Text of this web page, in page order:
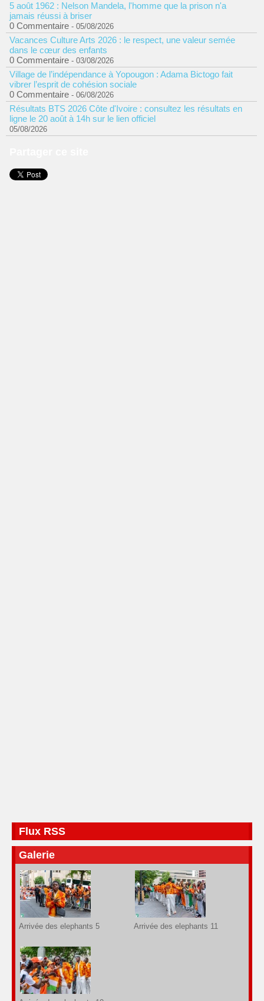
5 août 1962 : Nelson Mandela, l'homme que la prison n'a
jamais réussi à briser
0 Commentaire - 05/08/2026
Vacances Culture Arts 2026 : le respect, une valeur semée
dans le cœur des enfants
0 Commentaire - 03/08/2026
Village de l’indépendance à Yopougon : Adama Bictogo fait
vibrer l’esprit de cohésion sociale
0 Commentaire - 06/08/2026
Résultats BTS 2026 Côte d'Ivoire : consultez les résultats en
ligne le 20 août à 14h sur le lien officiel
05/08/2026
Flux RSS
Galerie
Arrivée des elephants 5 Arrivée des elephants 11